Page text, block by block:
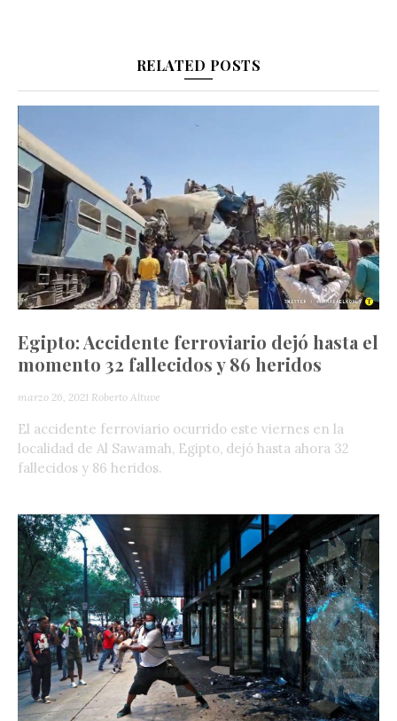
RELATED POSTS
Egipto: Accidente ferroviario dejó hasta el
momento 32 fallecidos y 86 heridos
marzo 26, 2021 Roberto Altuve
El accidente ferroviario ocurrido este viernes en la
localidad de Al Sawamah, Egipto, dejó hasta ahora 32
fallecidos y 86 heridos.